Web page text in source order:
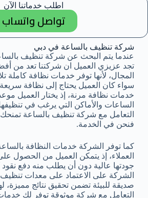
اطلب خدماتنا الآن
تواصل واتساب
شركة تنظيف بالساعة في دبي
عندما يتم البحث عن شركة تنظيف
تجد عزيزي العميل ان شركتنا تعد من
المجال، لأنها توفر خدمات نظافة كاملة
سواء كان العميل يحتاج إلى نظافة سريعة
خدمات نظافة مرنة، إذ يختار العميل
الساعات والأماكن التي يرغب في
التعامل مع شركة تنظيف بالساعة تمنحك
فنحن في الخدمة.
كما توفر الشركة خدمات النظافة
العملاء، إذ يتمكن العميل من الحصول
جودتها عالية دون أن يطلب منه دفع
الشركة على الاعتماد على معدات
صديقة للبيئة تضمن تحقيق نتائج مميزة،
التعامل مع شركة موثوقة توفر لك